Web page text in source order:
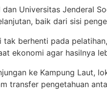
dan Universitas Jenderal
baik dari sisi
tak berhenti pada
ekonomi agar hasilnya
ke Kampung Laut,
transfer pengetahuan